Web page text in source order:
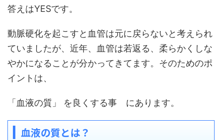
答えはYESです。
動脈硬化を起こすと血管は元に戻らないと考えられ
ていましたが、近年、血管は若返る、柔らかくしな
やかになることが分かってきてます。そのためのポ
イントは、
「血液の質」 を良くする事 にあります。
血液の質とは？